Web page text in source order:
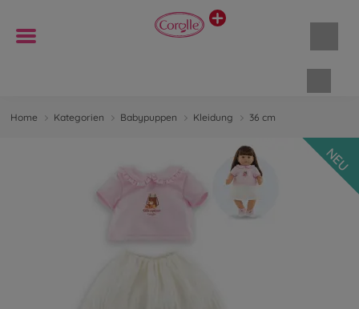
Home Kategorien Babypuppen Kleidung 36 cm
NEU